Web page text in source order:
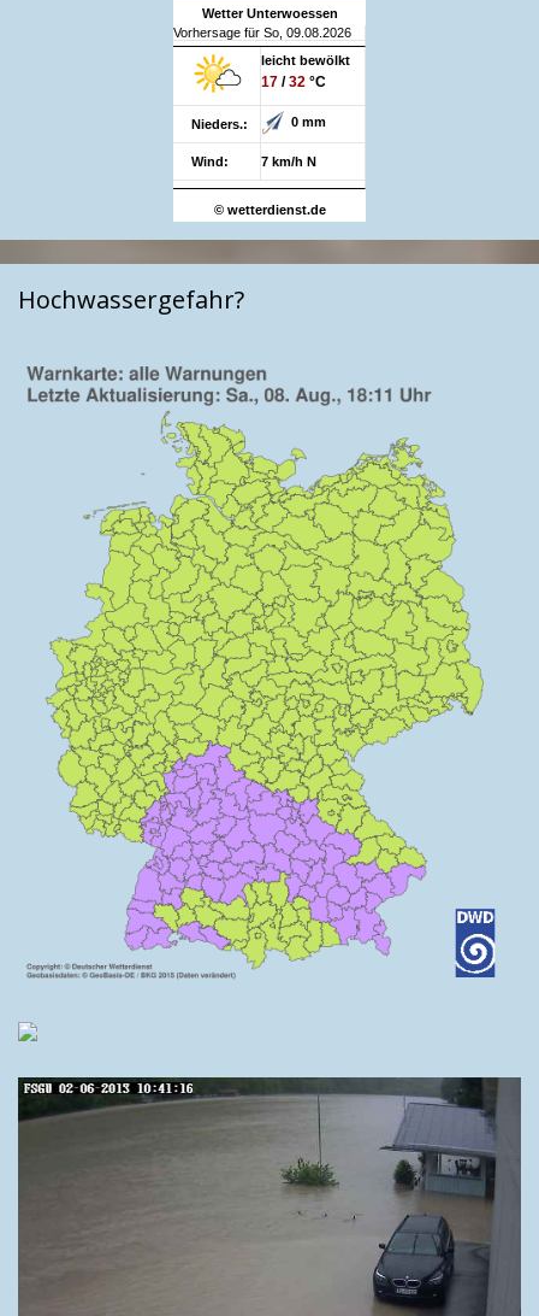
Wetter Unterwoessen
Vorhersage für So, 09.08.2026
leicht bewölkt
17 /32 °C
Nieders.: 0 mm
Wind: 7 km/h N
© wetterdienst.de
Hochwassergefahr?